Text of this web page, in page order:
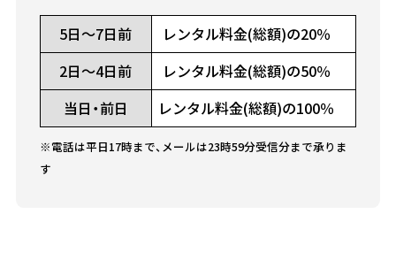
5日～7日前
レンタル料金(総額)の20％
2日～4日前
レンタル料金(総額)の50％
当日・前日
レンタル料金(総額)の100％
※電話は平日17時まで、メールは23時59分受信分まで承りま
す